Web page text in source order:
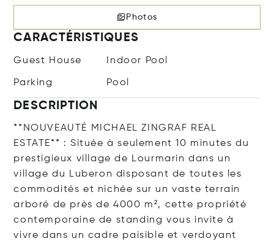
Photos
CARACTÉRISTIQUES
Guest House Indoor Pool
Parking Pool
DESCRIPTION
**NOUVEAUTÉ MICHAEL ZINGRAF REAL
ESTATE** : Située à seulement 10 minutes du
prestigieux village de Lourmarin dans un
village du Luberon disposant de toutes les
commodités et nichée sur un vaste terrain
arboré de près de 4000 m², cette propriété
contemporaine de standing vous invite à
vivre dans un cadre paisible et verdoyant